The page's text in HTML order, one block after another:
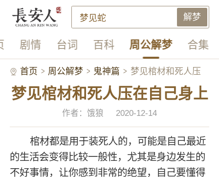
解梦
剧情 台词 百科 周公解梦 合集
首页 周公解梦 鬼神篇 梦见棺材和死人压
在自己身上
梦见棺材和死人压在自己身上
作者：饿狼 2020-12-14
棺材都是用于装死人的，可能是自己最近
的生活会变得比较一般性，尤其是身边发生的
不好事情，让你感到非常的绝望，自己要懂得